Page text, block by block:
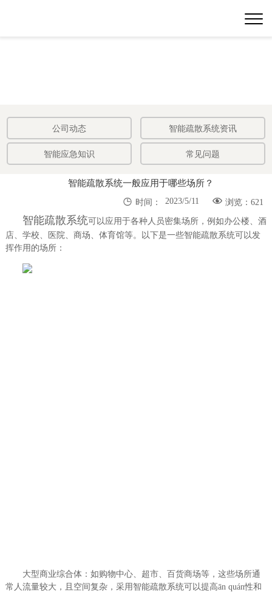
公司动态 智能疏散系统资讯
智能应急知识 常见问题
智能疏散系统一般应用于哪些场所？
 浏览：621
 时间： 2023/5/11
智能疏散系统可以应用于各种人员密集场所，例如办公楼、酒
店、学校、医院、商场、体育馆等。以下是一些智能疏散系统可以发
挥作用的场所：
大型商业综合体：如购物中心、超市、百货商场等，这些场所通
常人流量较大，且空间复杂，采用智能疏散系统可以提高ān quán性和